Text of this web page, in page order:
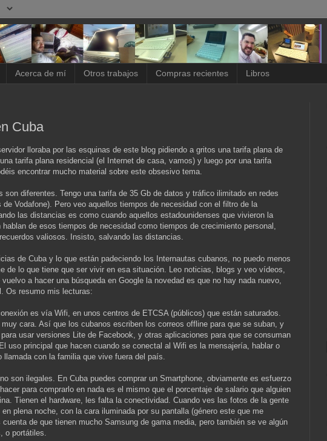
Acerca de mí Otros trabajos Compras recientes Libros
Cuba
lloraba por las esquinas de este blog pidiendo a gritos una tarifa plana de
tarifa plana residencial (el Internet de casa, vamos) y luego por una tarifa
encontrar mucho material sobre este obsesivo tema.
son diferentes. Tengo una tarifa de 35 Gb de datos y tráfico ilimitado en redes
Vodafone). Pero veo aquellos tiempos de necesidad con el filtro de la
las distancias es como cuando aquellos estadounidenses que vivieron la
hablan de esos tiempos de necesidad como tiempos de crecimiento personal,
valiosos. Insisto, salvando las distancias.
de Cuba y lo que están padeciendo los Internautas cubanos, no puedo menos
de lo que tiene que ser vivir en esa situación. Leo noticias, blogs y veo vídeos,
a hacer una búsqueda en Google la novedad es que no hay nada nuevo,
Os resumo mis lecturas:
es vía Wifi, en unos centros de ETCSA (públicos) que están saturados.
muy cara. Así que los cubanos escriben los correos offline para que se suban, y
usar versiones Lite de Facebook, y otras aplicaciones para que se consuman
uso principal que hacen cuando se conectal al Wifi es la mensajería, hablar o
llamada con la familia que vive fuera del país.
son ilegales. En Cuba puedes comprar un Smartphone, obviamente es esfuerzo
para comprarlo en nada es el mismo que el porcentaje de salario que alguien
Tienen el hardware, les falta la conectividad. Cuando ves las fotos de la gente
plena noche, con la cara iluminada por su pantalla (género este que me
de que tienen mucho Samsung de gama media, pero también se ve algún
o portátiles.